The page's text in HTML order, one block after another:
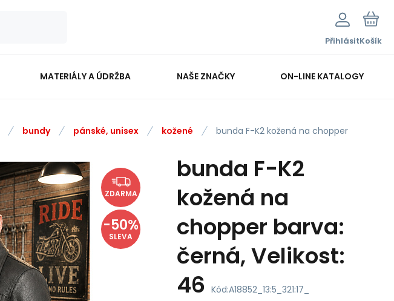
PřihlásitKošík
MATERIÁLY A ÚDRŽBA NAŠE ZNAČKY ON-LINE KATALOGY
bundy pánské, unisex kožené bunda F-K2 kožená na chopper
ZDARMA
-50%
SLEVA
bunda F-K2
kožená na
chopper barva:
černá, Velikost:
46 Kód:A18852_13:5_321:17_